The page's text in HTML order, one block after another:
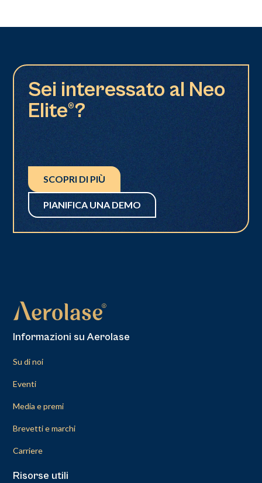
Sei interessato al Neo
Elite®?
SCOPRI DI PIÙ
PIANIFICA UNA DEMO
Informazioni su Aerolase
Su di noi
Eventi
Media e premi
Brevetti e marchi
Carriere
Risorse utili